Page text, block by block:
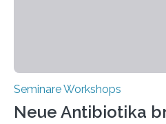
Seminare Workshops
Neue Antibiotika